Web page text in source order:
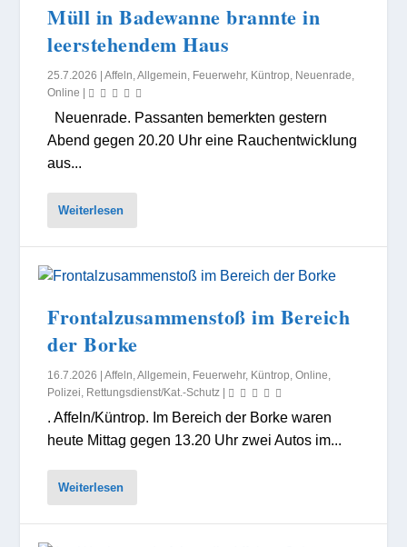
Müll in Badewanne brannte in
leerstehendem Haus
25.7.2026 |Affeln ,Allgemein Feuerwehr, Küntrop Neuenrade
Online |
Neuenrade. Passanten bemerkten gestern
Abend gegen 20.20 Uhr eine Rauchentwicklung
aus...
Weiterlesen
Frontalzusammenstoß im Bereich
der Borke
16.7.2026 |Affeln ,Allgemein Feuerwehr, Küntrop ,Online
Polizei Rettungsdienst/Kat.-Schutz |
. Affeln/Küntrop. Im Bereich der Borke waren
heute Mittag gegen 13.20 Uhr zwei Autos im...
Weiterlesen